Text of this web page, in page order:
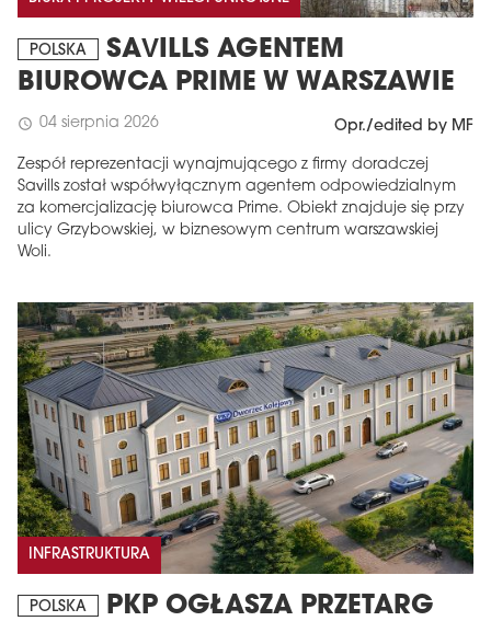
POLSKA
SAVILLS AGENTEM
BIUROWCA PRIME W WARSZAWIE
schedule 04 sierpnia 2026 Opr./edited by MF
Zespół reprezentacji wynajmującego z firmy doradczej
Savills został współwyłącznym agentem odpowiedzialnym
za komercjalizację biurowca Prime. Obiekt znajduje się przy
ulicy Grzybowskiej, w biznesowym centrum warszawskiej
Woli.
INFRASTRUKTURA
POLSKA
PKP OGŁASZA PRZETARG